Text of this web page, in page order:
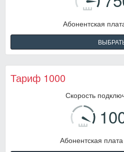
Абонентская
Тариф 1000
Скорость
Абонентская плата